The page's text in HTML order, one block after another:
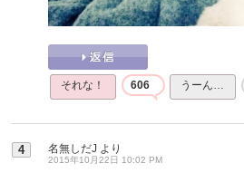
それな！ 606 うーん…
4 名無しだJ より
2015年10月22日 10:02 PM